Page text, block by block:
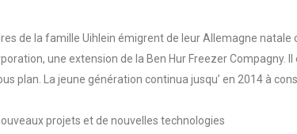
de la famille Uihlein émigrent de leur Allemagne natale
une extension de la Ben Hur Freezer
plan. La jeune génération continua jusqu’ en 2014 à
projets et de nouvelles technologies